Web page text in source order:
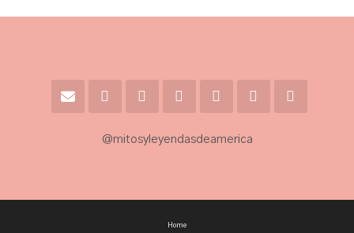
@mitosyleyendasdeamerica
Home